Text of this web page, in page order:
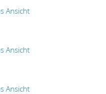
Ansicht
Ansicht
Ansicht